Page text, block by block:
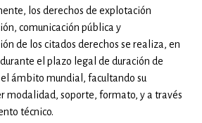
los derechos de explotación
comunicación pública y
de los citados derechos se realiza, en
el plazo legal de duración de
ámbito mundial, facultando su
modalidad, soporte, formato, y a través
técnico.